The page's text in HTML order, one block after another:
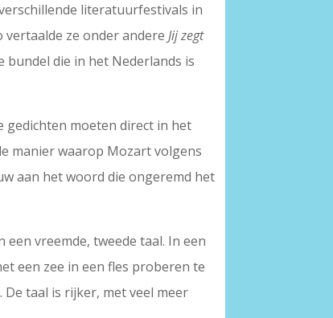
literatuurfestivals in
vertaalde ze onder andereJij zegt
bundel die in het Nederlands is
gedichten moeten direct in het
manier waarop Mozart volgens
aan het woord die ongeremd het
vreemde, tweede taal. In een
een zee in een fles proberen te
De taal is rijker, met veel meer